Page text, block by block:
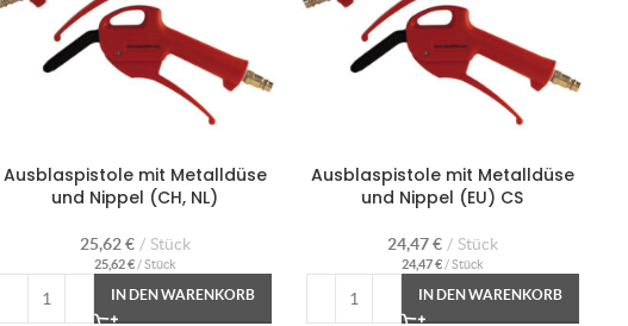
Ausblaspistole mit Metalldüse
und Nippel (CH, NL)
25,62€ Stück
25,62€/Stück
IN DEN WARENKORB
Ausblaspistole mit Metalldüse
und Nippel (EU) CS
24,47€ Stück
24,47€/Stück
IN DEN WARENKORB